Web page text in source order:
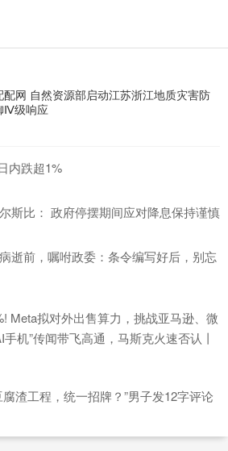
配网 自然资源部启动江苏浙江地质灾害防
Ⅳ级响应
内跌超1%
斯比： 政府停摆期间应对降息保持谨慎
逝前，嘱咐政委：条令编写好后，别忘
Meta拟对外出售算力，挑战亚马逊、微
机”传闻带飞高通，马斯克火速否认丨
渣工程，统一招牌？”男子发12字评论